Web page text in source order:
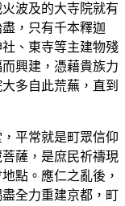
波及的大寺院就有
，只有千本釋迦
、東寺等主建物殘
興建，憑藉貴族力
多自此荒蕪，直到
平常就是町眾信仰
薩，是庶民祈禱現
點。應仁之亂後，
全力重建京都，町